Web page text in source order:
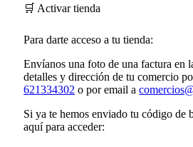
🛒 Activar tienda
Para darte acceso a tu tienda:
Envíanos una foto de una factura en
detalles y dirección de tu comercio
621334302 o por email a
Si ya te hemos enviado tu código de
aquí para acceder: